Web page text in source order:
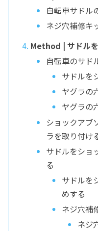
自転車サドル
ネジ穴補修キ
Method | サドル
自転車のサド
サドルを
ヤグラの
ヤグラの
ショックアブ
ラを取り付け
サドルをショ
る
サドルを
めする
ネジ穴補
ネジ